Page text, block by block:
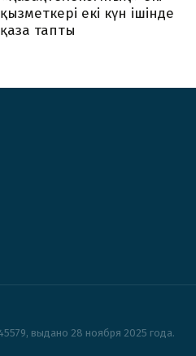
қызметкері екі күн ішінде
қаза тапты
выдано 28 ноября 2025 года.